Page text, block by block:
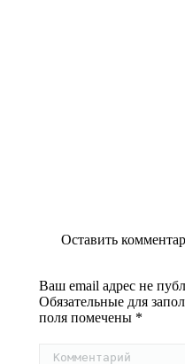
Оставить
Ваш email адрес не
Обязательные для
поля помечены *